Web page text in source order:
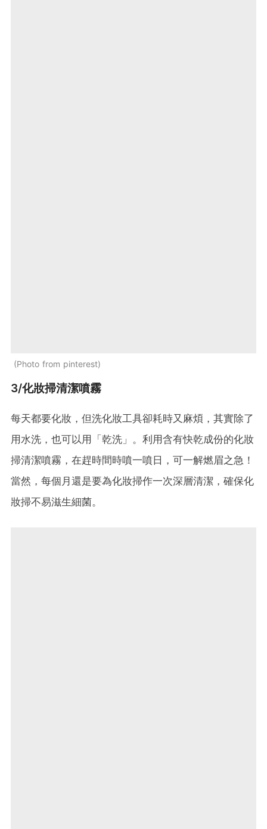
Photo from pinterest
3/化妝掃清潔噴霧
每天都要化妝，但洗化妝工具卻耗時又麻煩，其實除了
用水洗，也可以用「乾洗」。利用含有快乾成份的化妝
掃清潔噴霧，在趕時間時噴一噴日，可一解燃眉之急！
當然，每個月還是要為化妝掃作一次深層清潔，確保化
妝掃不易滋生細菌。